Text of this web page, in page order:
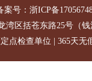
案号： 浙ICP备
湾区括苍东路25号（钱
点检查单位 | 365天无